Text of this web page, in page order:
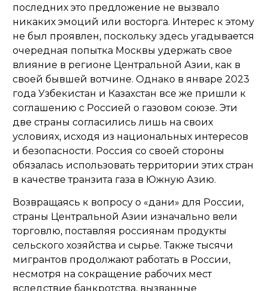
последних это предложение не вызвало
никаких эмоций или восторга. Интерес к этому
не был проявлен, поскольку здесь угадывается
очередная попытка Москвы удержать свое
влияние в регионе Центральной Азии, как в
своей бывшей вотчине. Однако в январе 2023
года Узбекистан и Казахстан все же пришли к
соглашению с Россией о газовом союзе. Эти
две страны согласились лишь на своих
условиях, исходя из национальных интересов
и безопасности. Россия со своей стороны
обязалась использовать территории этих стран
в качестве транзита газа в Южную Азию.
Возвращаясь к вопросу о «дани» для России,
страны Центральной Азии изначально вели
торговлю, поставляя россиянам продукты
сельского хозяйства и сырье. Также тысячи
мигрантов продолжают работать в России,
несмотря на сокращение рабочих мест
вследствие банкротства, вызванные